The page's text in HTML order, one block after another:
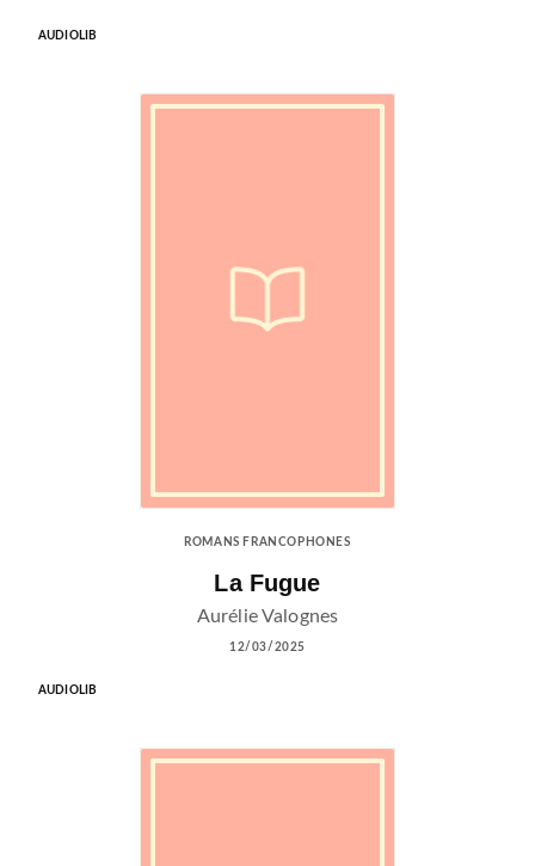
AUDIOLIB
ROMANS FRANCOPHONES
La Fugue
Aurélie Valognes
12/03/2025
AUDIOLIB